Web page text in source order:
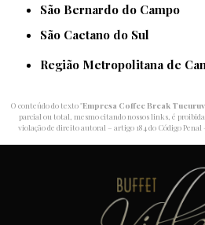
São Bernardo do Campo
São Caetano do Sul
Região Metropolitana de
O conteúdo do texto "Empresa Coffee Break
parcial ou total, mesmo citando nossos links, é
violação de direito autoral – artigo 184 do Código Penal